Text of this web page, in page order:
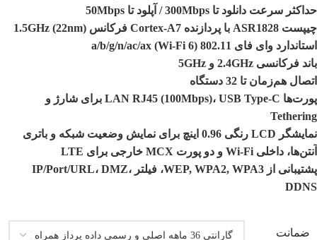
حداکثر سرعت دانلود تا 300Mbps / آپلود تا 50Mbps
چیپست ASR1828 با پردازنده Cortex-A7 فرکانس 1.5GHz (22nm)
استاندارد وای فای 802.11 a/b/g/n/ac/ax (Wi-Fi 6)
باند فرکانسی 2.4GHz و 5GHz
اتصال هم‌زمان تا 32 دستگاه
پورت‌ها LAN RJ45 (100Mbps)، USB Type-C برای شارژ و
Tethering
نمایشگر LCD رنگی 0.96 اینچ برای نمایش وضعیت شبکه و باتری
آنتن‌ها، داخلی Wi-Fi و دو پورت MCX خارجی برای LTE
پشتیبانی از WEP, WPA2, WPA3، فیلتر IP/Port/URL، DMZ،
DDNS
ضمانت